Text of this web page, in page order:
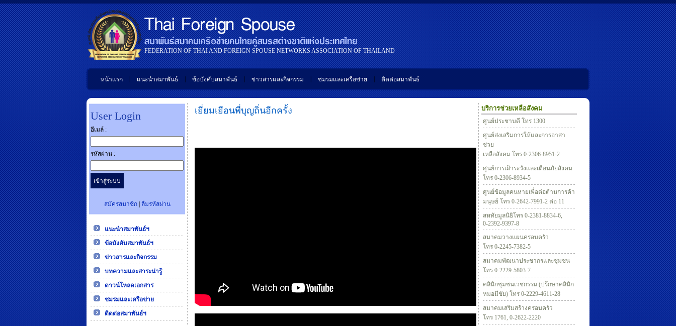
FEDERATION OF THAI AND FOREIGN SPOUSE NETWORKS ASSOCIATION OF THAILAND
หน้าแรก แนะนำสมาพันธ์ ข้อบังคับสมาพันธ์ ข่าวสารและกิจกรรม ชมรมและเครือข่าย ติดต่อสมาพันธ์
User Login
อีเมล์ :
รหัสผ่าน :
สมัครสมาชิก| ลืมรหัสผ่าน
แนะนำสมาพันธ์ฯ
ข้อบังคับสมาพันธ์ฯ
ข่าวสารและกิจกรรม
บทความและสาระน่ารู้
ดาวน์โหลดเอกสาร
ชมรมและเครือข่าย
ติดต่อสมาพันธ์ฯ
เยี่ยมเยือนพี่บุญถิ่นอีกครั้ง บริการช่วยเหลือสังคม
ศูนย์ประชาบดี โทร 1300
ศูนย์ส่งเสริมการให้และการอาสา
ช่วย
เหลือสังคม โทร 0-2306-8951-2
ศูนย์การเฝ้าระวังและเตือนภัยสังคม
โทร 0-2306-8934-5
ศูนย์ข้อมูลคนหายเพื่อต่อต้านการค้า
มนุษย์ โทร 0-2642-7991-2 ต่อ 11
สหทัยมูลนิธิโทร 0-2381-8834-6,
0-2392-9397-8
สมาคมวางแผนครอบครัว
โทร 0-2245-7382-5
สมาคมพัฒนาประชากรและชุมชน
โทร 0-2229-5803-7
คลินิกชุมชนเวชกรรม (ปรึกษาคลินิก
หมอมีชัย) โทร 0-2229-4611-28
สมาคมเสริมสร้างครอบครัว
โทร 1761, 0-2622-2220